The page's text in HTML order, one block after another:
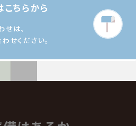
ちらから
は、
せください。